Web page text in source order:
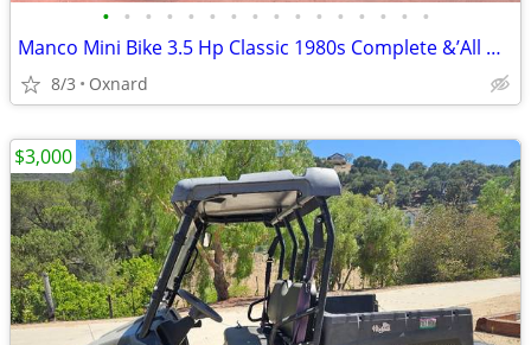
• • • • • • • • • • • • • • • •
Manco Mini Bike 3.5 Hp Classic 1980s Complete &’All Original
8/3 Oxnard
$3,000